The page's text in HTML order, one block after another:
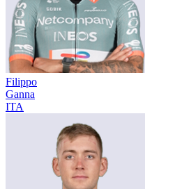
Filippo
Ganna
ITA